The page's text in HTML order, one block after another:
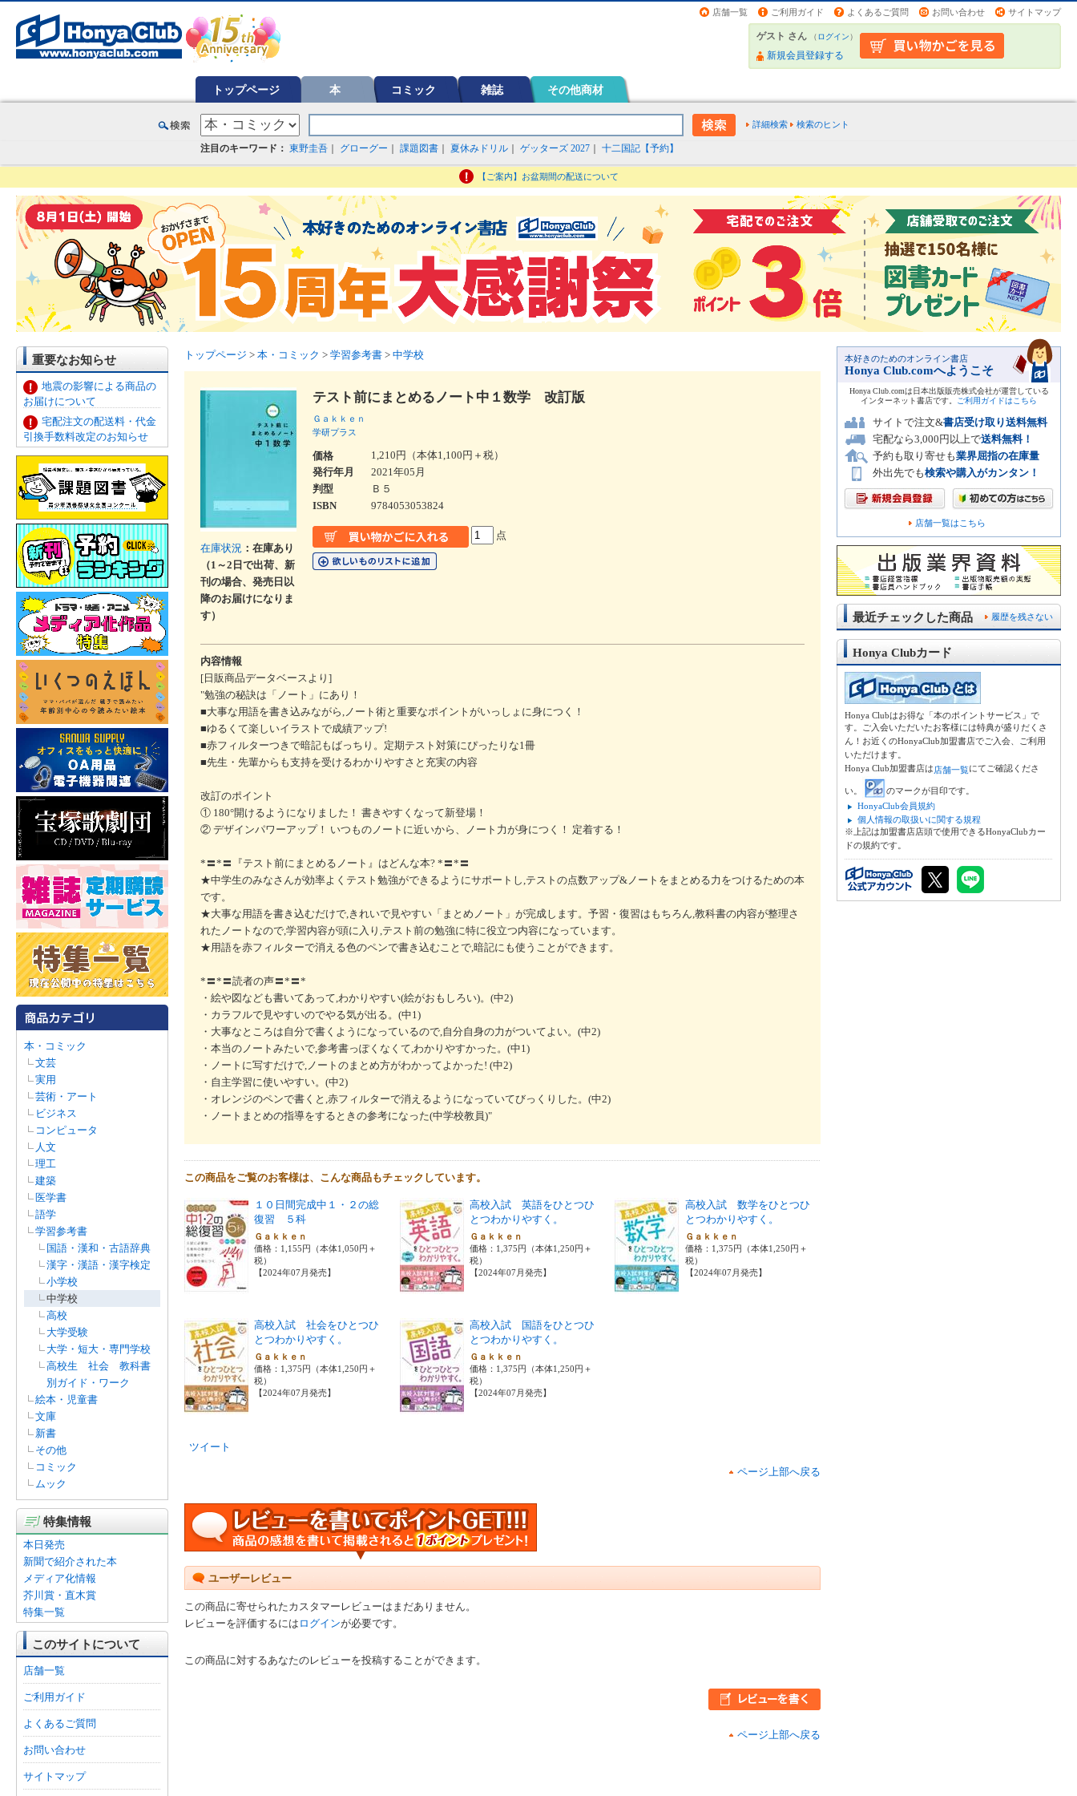
店舗一覧 ご利用ガイド よくあるご質問 お問い合わせ サイトマップ
ゲスト さん （ログイン）
新規会員登録する
トップページ 本 コミック 雑誌 その他商材
詳細検索 検索のヒント
注目のキーワード： 東野圭吾 グローグー 課題図書 夏休みドリル ゲッターズ 2027 十二国記【予約】
【ご案内】お盆期間の配送について
重要なお知らせ
地震の影響による商品の
お届けについて
宅配注文の配送料・代金
引換手数料改定のお知らせ
本・コミック
文芸
実用
芸術・アート
ビジネス
コンピュータ
人文
理工
建築
医学書
語学
学習参考書
国語・漢和・古語辞典
漢字・漢語・漢字検定
小学校
中学校
高校
大学受験
大学・短大・専門学校
高校生 社会 教科書
別ガイド・ワーク
絵本・児童書
文庫
新書
その他
コミック
ムック
特集情報
本日発売
新聞で紹介された本
メディア化情報
芥川賞・直木賞
特集一覧
このサイトについて
店舗一覧
ご利用ガイド
よくあるご質問
お問い合わせ
サイトマップ
トップページ > 本・コミック > 学習参考書 > 中学校
在庫状況 ：在庫あり
（1～2日で出荷、新
刊の場合、発売日以
降のお届けになりま
す）
テスト前にまとめるノート中１数学 改訂版
Ｇａｋｋｅｎ
学研プラス
価格
1,210円（本体1,100円＋税）
発行年月
2021年05月
判型
Ｂ５
ISBN
9784053053824
点
内容情報
[日販商品データベースより]
"勉強の秘訣は「ノート」にあり！
■大事な用語を書き込みながら,ノート術と重要なポイントがいっしょに身につく！
■ゆるくて楽しいイラストで成績アップ!
■赤フィルターつきで暗記もばっちり。定期テスト対策にぴったりな1冊
■先生・先輩からも支持を受けるわかりやすさと充実の内容
改訂のポイント
① 180°開けるようになりました！ 書きやすくなって新登場！
② デザインパワーアップ！ いつものノートに近いから、ノート力が身につく！ 定着する！
*〓*〓『テスト前にまとめるノート』はどんな本? *〓*〓
★中学生のみなさんが効率よくテスト勉強ができるようにサポートし,テストの点数アップ&ノートをまとめる力をつけるための本
です。
★大事な用語を書き込むだけで,きれいで見やすい「まとめノート」が完成します。予習・復習はもちろん,教科書の内容が整理さ
れたノートなので,学習内容が頭に入り,テスト前の勉強に特に役立つ内容になっています。
★用語を赤フィルターで消える色のペンで書き込むことで,暗記にも使うことができます。
*〓*〓読者の声〓*〓*
・絵や図なども書いてあって,わかりやすい(絵がおもしろい)。(中2)
・カラフルで見やすいのでやる気が出る。(中1)
・大事なところは自分で書くようになっているので,自分自身の力がついてよい。(中2)
・本当のノートみたいで,参考書っぽくなくて,わかりやすかった。(中1)
・ノートに写すだけで,ノートのまとめ方がわかってよかった! (中2)
・自主学習に使いやすい。(中2)
・オレンジのペンで書くと,赤フィルターで消えるようになっていてびっくりした。(中2)
・ノートまとめの指導をするときの参考になった(中学校教員)"
この商品をご覧のお客様は、こんな商品もチェックしています。
１０日間完成中１・２の総
復習 ５科
Ｇａｋｋｅｎ
価格：1,155円（本体1,050円＋
税）
【2024年07月発売】
高校入試 英語をひとつひ
とつわかりやすく。
Ｇａｋｋｅｎ
価格：1,375円（本体1,250円＋
税）
【2024年07月発売】
高校入試 数学をひとつひ
とつわかりやすく。
Ｇａｋｋｅｎ
価格：1,375円（本体1,250円＋
税）
【2024年07月発売】
高校入試 社会をひとつひ
とつわかりやすく。
Ｇａｋｋｅｎ
価格：1,375円（本体1,250円＋
税）
【2024年07月発売】
高校入試 国語をひとつひ
とつわかりやすく。
Ｇａｋｋｅｎ
価格：1,375円（本体1,250円＋
税）
【2024年07月発売】
ツイート
ページ上部へ戻る
ユーザーレビュー
この商品に寄せられたカスタマーレビューはまだありません。
レビューを評価するには ログインが必要です。
この商品に対するあなたのレビューを投稿することができます。
ページ上部へ戻る
本好きのためのオンライン書店
Honya Club.comへようこそ
Honya Club.comは日本出版販売株式会社が運営している
インターネット書店です。
ご利用ガイドはこちら
サイトで注文&書店受け取り送料無料
宅配なら3,000円以上で送料無料！
予約も取り寄せも業界屈指の在庫量
外出先でも検索や購入がカンタン！
店舗一覧はこちら
履歴を残さない
最近チェックした商品
Honya Clubカード
Honya Clubはお得な「本のポイントサービス」で
す。ご入会いただいたお客様には特典が盛りだくさ
ん！お近くのHonyaClub加盟書店でご入会、ご利用
いただけます。
Honya Club加盟書店は店舗一覧にてご確認くださ
い。
のマークが目印です。
HonyaClub会員規約
個人情報の取扱いに関する規程
※上記は加盟書店店頭で使用できるHonyaClubカー
ドの規約です。